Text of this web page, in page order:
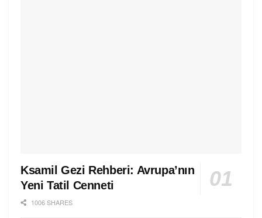
Ksamil Gezi Rehberi: Avrupa’nın
Yeni Tatil Cenneti
1006 SHARES